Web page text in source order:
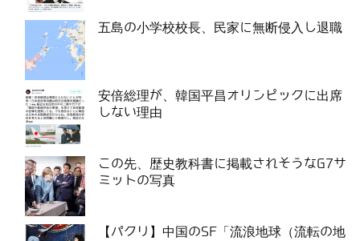
五島の小学校校長、民家に無断侵入し退職
安倍総理が、韓国平昌オリンピックに出席
しない理由
この先、歴史教科書に掲載されそうなG7サ
ミットの写真
【パクリ】中国のSF「流浪地球（流転の地